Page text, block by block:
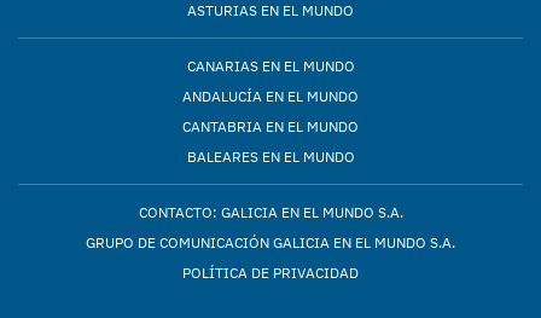
ASTURIAS EN EL MUNDO
CANARIAS EN EL MUNDO
ANDALUCÍA EN EL MUNDO
CANTABRIA EN EL MUNDO
BALEARES EN EL MUNDO
CONTACTO: GALICIA EN EL MUNDO S.A.
GRUPO DE COMUNICACIÓN GALICIA EN EL MUNDO S.A.
POLÍTICA DE PRIVACIDAD